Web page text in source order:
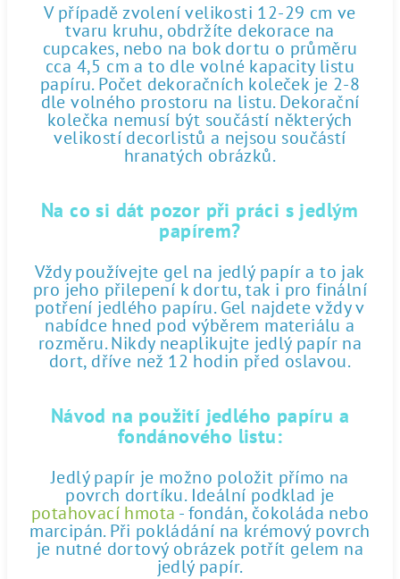
V případě zvolení velikosti 12-29 cm ve
tvaru kruhu, obdržíte dekorace na
cupcakes, nebo na bok dortu o průměru
cca 4,5 cm a to dle volné kapacity listu
papíru. Počet dekoračních koleček je 2-8
dle volného prostoru na listu. Dekorační
kolečka nemusí být součástí některých
velikostí decorlistů a nejsou součástí
hranatých obrázků.
Na co si dát pozor při práci s jedlým
papírem?
Vždy používejte gel na jedlý papír a to jak
pro jeho přilepení k dortu, tak i pro finální
potření jedlého papíru. Gel najdete vždy v
nabídce hned pod výběrem materiálu a
rozměru. Nikdy neaplikujte jedlý papír na
dort, dříve než 12 hodin před oslavou.
Návod na použití jedlého papíru a
fondánového listu:
Jedlý papír je možno položit přímo na
povrch dortíku. Ideální podklad je
potahovací hmota - fondán, čokoláda nebo
marcipán. Při pokládání na krémový povrch
je nutné dortový obrázek potřít gelem na
jedlý papír.